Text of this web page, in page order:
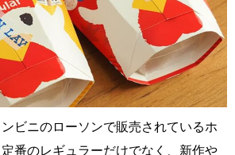
ビニのローソンで販売されているホ
番のレギュラーだけでなく、新作や